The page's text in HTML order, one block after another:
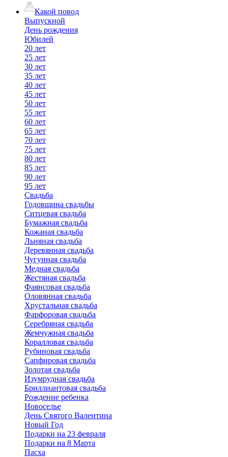
Какой повод
Выпускной
День рождения
Юбилей
20 лет
25 лет
30 лет
35 лет
40 лет
45 лет
50 лет
55 лет
60 лет
65 лет
70 лет
75 лет
80 лет
85 лет
90 лет
95 лет
Свадьба
Годовщина свадьбы
Ситцевая свадьба
Бумажная свадьба
Кожаная свадьба
Льняная свадьба
Деревянная свадьба
Чугунная свадьба
Медная свадьба
Жестяная свадьба
Фаянсовая свадьба
Оловянная свадьба
Хрустальная свадьба
Фарфоровая свадьба
Серебряная свадьба
Жемчужная свадьба
Коралловая свадьба
Рубиновая свадьба
Сапфировая свадьба
Золотая свадьба
Изумрудная свадьба
Бриллиантовая свадьба
Рождение ребенка
Новоселье
День Святого Валентина
Новый Год
Подарки на 23 февраля
Подарки на 8 Марта
Пасха